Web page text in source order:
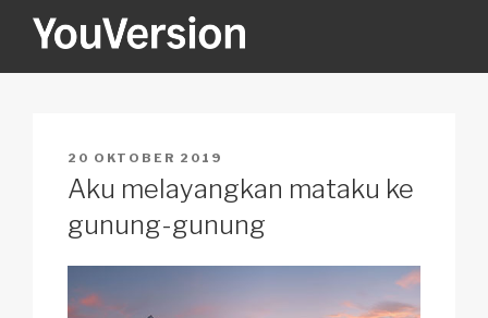
YOUVERSION
POSTED
ON
20 OKTOBER 2019
Aku melayangkan mataku ke
gunung-gunung